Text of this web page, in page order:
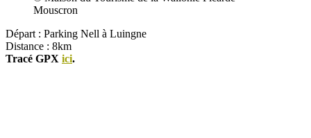
Mouscron
Départ : Parking Nell à Luingne
Distance : 8km
Tracé GPX ici.